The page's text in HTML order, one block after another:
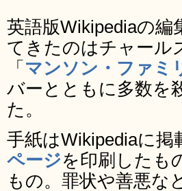
英語版Wikipediaの
てきたのはチャール
「 マンソン・ファミ
バーとともに多数を
た。
手紙はWikipediaに掲
ページを印刷したも
もの。罪状や善悪な